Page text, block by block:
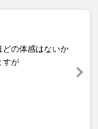
の体感はないか
すが